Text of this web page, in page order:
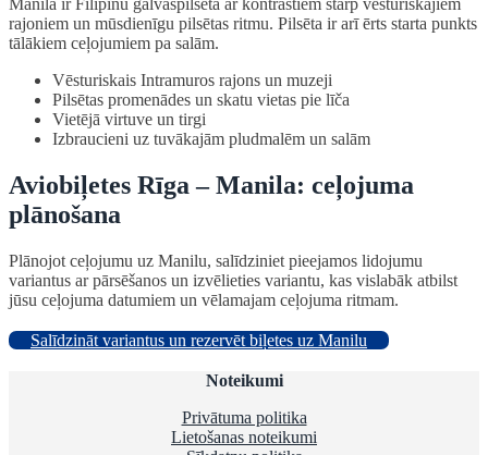
Manila ir Filipīnu galvaspilsēta ar kontrastiem starp vēsturiskajiem
rajoniem un mūsdienīgu pilsētas ritmu. Pilsēta ir arī ērts starta punkts
tālākiem ceļojumiem pa salām.
Vēsturiskais Intramuros rajons un muzeji
Pilsētas promenādes un skatu vietas pie līča
Vietējā virtuve un tirgi
Izbraucieni uz tuvākajām pludmalēm un salām
Aviobiļetes Rīga – Manila: ceļojuma
plānošana
Plānojot ceļojumu uz Manilu, salīdziniet pieejamos lidojumu
variantus ar pārsēšanos un izvēlieties variantu, kas vislabāk atbilst
jūsu ceļojuma datumiem un vēlamajam ceļojuma ritmam.
Salīdzināt variantus un rezervēt biļetes uz Manilu
Noteikumi
Privātuma politika
Lietošanas noteikumi